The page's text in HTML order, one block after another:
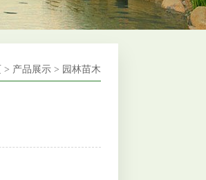
> 产品展示 > 园林苗木